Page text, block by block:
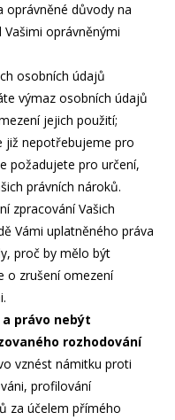
důvody na
oprávněnými
osobních údajů
výmaz osobních údajů
jejich použití;
již nepotřebujeme pro
požadujete pro určení,
právních nároků.
zpracování Vašich
Vámi uplatněného práva
proč by mělo být
o zrušení omezení
právo nebýt
rozhodování
vznést námitku proti
profilování
za účelem přímého